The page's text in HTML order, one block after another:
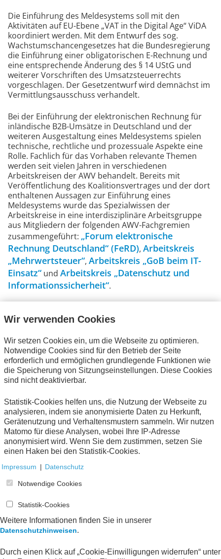
Die Einführung des Meldesystems soll mit den
Aktivitäten auf EU-Ebene „VAT in the Digital Age“ ViDA
koordiniert werden. Mit dem Entwurf des sog.
Wachstumschancengesetzes hat die Bundesregierung
die Einführung einer obligatorischen E-Rechnung und
eine entsprechende Änderung des § 14 UStG und
weiterer Vorschriften des Umsatzsteuerrechts
vorgeschlagen. Der Gesetzentwurf wird demnächst im
Vermittlungsausschuss verhandelt.
Bei der Einführung der elektronischen Rechnung für
inländische B2B-Umsätze in Deutschland und der
weiteren Ausgestaltung eines Meldesystems spielen
technische, rechtliche und prozessuale Aspekte eine
Rolle. Fachlich für das Vorhaben relevante Themen
werden seit vielen Jahren in verschiedenen
Arbeitskreisen der AWV behandelt. Bereits mit
Veröffentlichung des Koalitionsvertrages und der dort
enthaltenen Aussagen zur Einführung eines
Meldesystems wurde das Spezialwissen der
Arbeitskreise in eine interdisziplinäre Arbeitsgruppe
aus Mitgliedern der folgenden AWV-Fachgremien
zusammengeführt: „Forum elektronische
Rechnung Deutschland“ (FeRD), Arbeitskreis
„Mehrwertsteuer“, Arbeitskreis „GoB beim IT-
Einsatz“ und Arbeitskreis „Datenschutz und
Informationssicherheit“.
Verbesserungspotenziale für Unternehmensprozesse
Digitalisierung für Unternehmen und insbesondere
auch für KMU nutzbar zu machen. Dabei sollen
fachübergreifend alle relevanten Themen wie
Technologiefragen und die notwendige Anpassung
zugrundeliegender Standards, die praxisorientierte
Datenschutzes und der Datensicherheit bis hin zu
Themen des ordnungsmäßigen Umgangs mit
elektronischen Dokumenten Berücksichtigung finden.
Die Gruppe hat eine Arbeitsstruktur sowie einen
gemeinsamen Informationsstand etabliert, um auf
aktuelle Fragenstellungen reagieren zu können.
Ansprechpersonen
Wir verwenden Cookies
Wir setzen Cookies ein, um die Webseite zu optimieren.
Notwendige Cookies sind für den Betrieb der Seite
erforderlich und ermöglichen grundlegende Funktionen wie
die Speicherung von Sitzungseinstellungen. Diese Cookies
sind nicht deaktivierbar.
Statistik-Cookies helfen uns, die Nutzung der Webseite zu
analysieren, indem sie anonymisierte Daten zu Herkunft,
Gerätenutzung und Verhaltensmustern sammeln. Wir nutzen
Matomo für diese Analysen, wobei Ihre IP-Adresse
anonymisiert wird. Wenn Sie dem zustimmen, setzen Sie
einen Haken bei den Statistik-Cookies.
Impressum | Datenschutz
Notwendige Cookies
Statistik-Cookies
Weitere Informationen finden Sie in unserer
Datenschutzhinweisen.
Durch einen Klick auf „Cookie-Einwilligungen widerrufen“ unter